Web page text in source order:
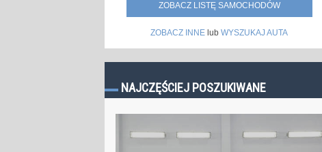
ZOBACZ LISTĘ SAMOCHODÓW
ZOBACZ INNE lub WYSZUKAJ AUTA
NAJCZĘŚCIEJ POSZUKIWANE